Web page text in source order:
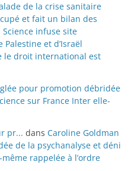
de la crise sanitaire
et fait un bilan des
infuse site
Palestine et d’Israël
le droit international est
pour promotion débridée
sur France Inter elle-
pr... dans Caroline Goldman
de la psychanalyse et déni
rappelée à l’ordre